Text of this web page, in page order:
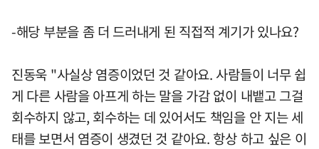
-해당 부분을 좀 더 드러내게 된 직접적 계기가 있나요?
진동욱 "사실상 염증이었던 것 같아요. 사람들이 너무 쉽
게 다른 사람을 아프게 하는 말을 가감 없이 내뱉고 그걸
회수하지 않고, 회수하는 데 있어서도 책임을 안 지는 세
태를 보면서 염증이 생겼던 것 같아요. 항상 하고 싶은 이